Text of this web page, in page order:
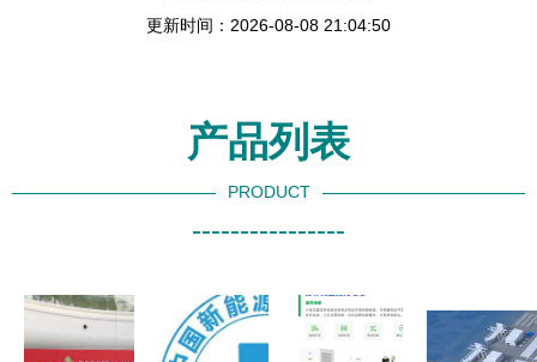
更新时间：2026-08-08 21:04:50
产品列表
PRODUCT
----------------